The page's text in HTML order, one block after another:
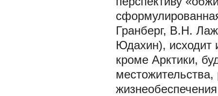
Гранберг, В.Н.
Юдахин), исходит
кроме Арктики,
местожительства,